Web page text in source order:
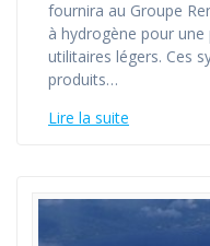
fournira au Groupe
à hydrogène pour
utilitaires légers. Ces
produits…
Lire la suite